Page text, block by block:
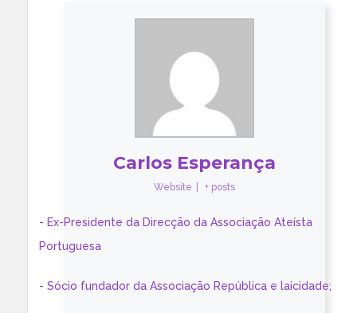
Carlos Esperança
Website + posts
- Ex-Presidente da Direcção da Associação Ateísta
Portuguesa
- Sócio fundador da Associação República e laicidade;